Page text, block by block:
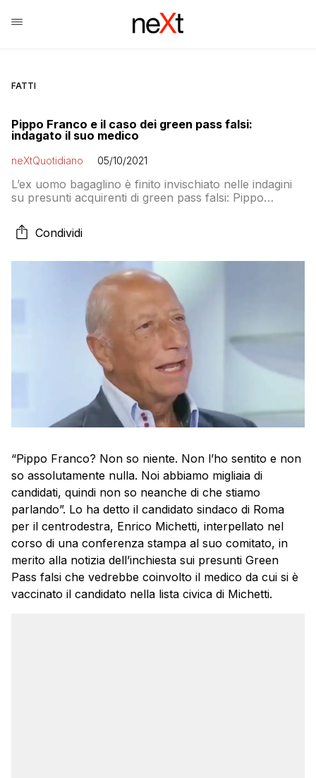
FATTI
Pippo Franco e il caso dei green pass falsi:
indagato il suo medico
neXtQuotidiano 05/10/2021
L’ex uomo bagaglino è finito invischiato nelle indagini
su presunti acquirenti di green pass falsi: Pippo
Condividi
“Pippo Franco? Non so niente. Non l’ho sentito e non
so assolutamente nulla. Noi abbiamo migliaia di
candidati, quindi non so neanche di che stiamo
parlando”. Lo ha detto il candidato sindaco di Roma
per il centrodestra, Enrico Michetti, interpellato nel
corso di una conferenza stampa al suo comitato, in
merito alla notizia dell’inchiesta sui presunti Green
Pass falsi che vedrebbe coinvolto il medico da cui si è
vaccinato il candidato nella lista civica di Michetti.